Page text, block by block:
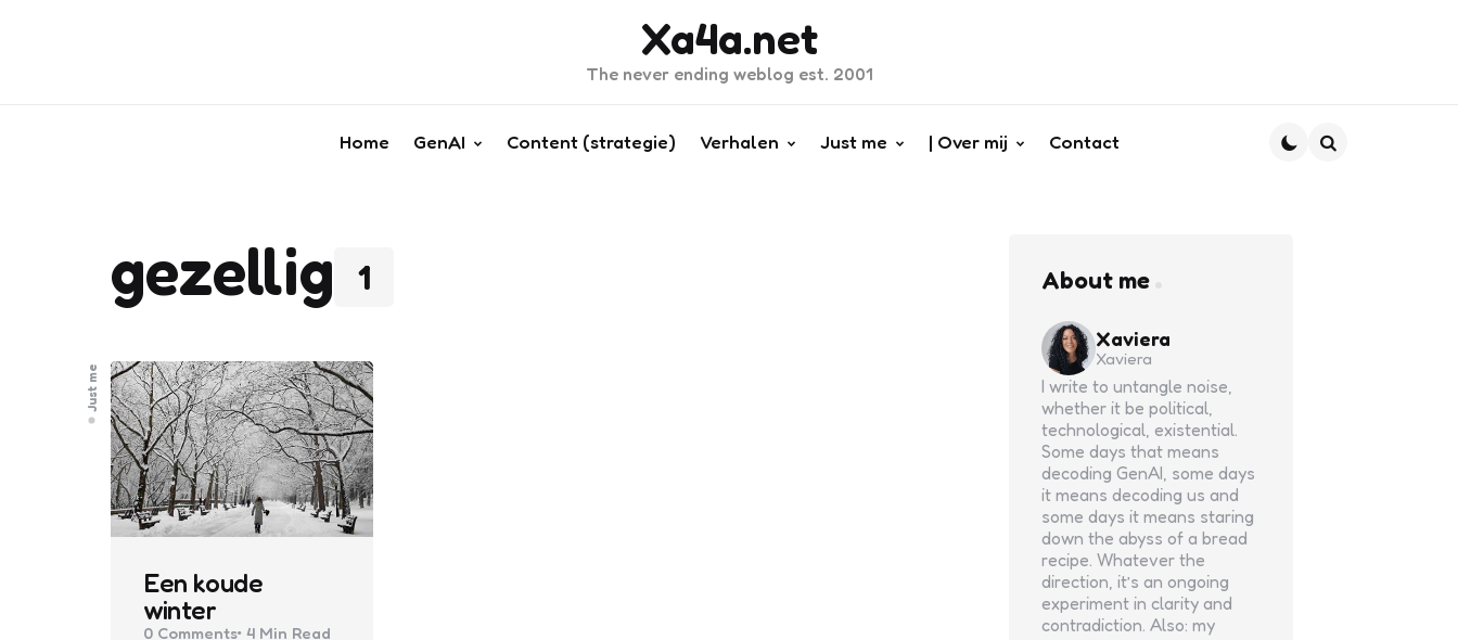
Xa4a.net
The never ending weblog est. 2001
Home GenAI Content (strategie) Verhalen Just me | Over mij Contact
1
gezellig
Just me
Een koude
winter
0 Comments 4 Min Read
About me
Xaviera
Xaviera
I write to untangle noise,
whether it be political,
technological, existential.
Some days that means
decoding GenAI, some days
it means decoding us and
some days it means staring
down the abyss of a bread
recipe. Whatever the
direction, it’s an ongoing
experiment in clarity and
contradiction. Also: my